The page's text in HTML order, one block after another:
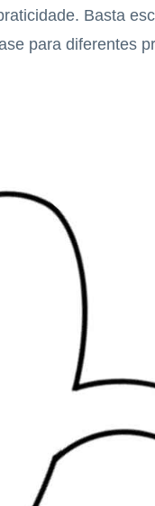
Basta
para diferentes